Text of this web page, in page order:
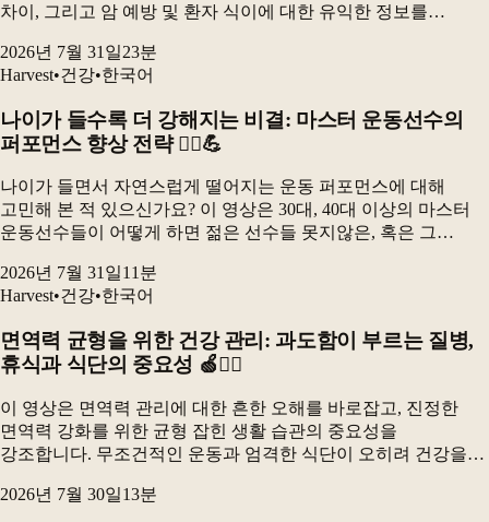
차이, 그리고 암 예방 및 환자 식이에 대한 유익한 정보를
부정적인 영향과 긍정적인 사고방식의 중요성을 강조하며...
2026년 7월 31일23분
Harvest•건강•한국어
나이가 들수록 더 강해지는 비결: 마스터 운동선수의
퍼포먼스 향상 전략 🚴‍♂️💪
나이가 들면서 자연스럽게 떨어지는 운동 퍼포먼스에 대해
고민해 본 적 있으신가요? 이 영상은 30대, 40대 이상의 마스터
운동선수들이 어떻게 하면 젊은 선수들 못지않은, 혹은 그
지속할 수 있는지에 대한 심도 있는 이야기를 전합니다...
2026년 7월 31일11분
Harvest•건강•한국어
면역력 균형을 위한 건강 관리: 과도함이 부르는 질병,
휴식과 식단의 중요성 🍏🧘‍♀️
이 영상은 면역력 관리에 대한 흔한 오해를 바로잡고, 진정한
면역력 강화를 위한 균형 잡힌 생활 습관의 중요성을
강조합니다. 무조건적인 운동과 엄격한 식단이 오히려 건강을
시스템이 제대로 기능하기 위한 휴식, 영양, 스트레스 관리...
2026년 7월 30일13분